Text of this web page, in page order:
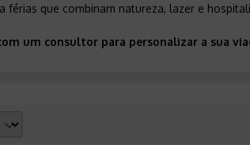
férias que combinam natureza, lazer e
um consultor para personalizar a sua